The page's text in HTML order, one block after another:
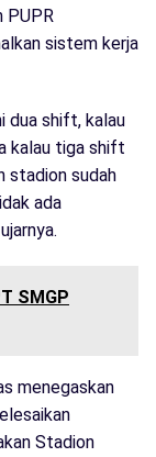
PUPR
sistem kerja
dua shift, kalau
kalau tiga shift
stadion sudah
ada
SMGP
menegaskan
Stadion